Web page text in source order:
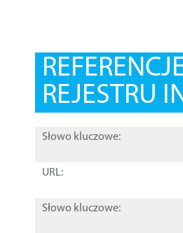
REJESTRU
Słowo kluczowe:
URL:
Słowo kluczowe: